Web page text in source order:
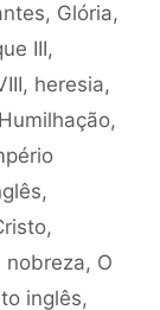
, Glória,
III,
, heresia,
Humilhação,
,
,
nobreza, O
inglês,